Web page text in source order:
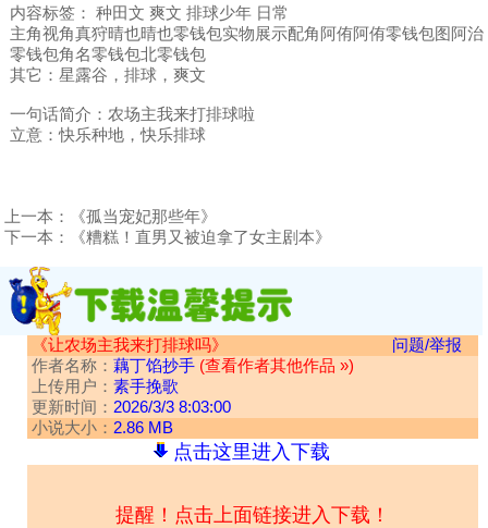
内容标签： 种田文 爽文 排球少年 日常
主角视角真狩晴也晴也零钱包实物展示配角阿侑阿侑零钱包图阿治
零钱包角名零钱包北零钱包
其它：星露谷，排球，爽文
一句话简介：农场主我来打排球啦
立意：快乐种地，快乐排球
上一本：
《孤当宠妃那些年》
下一本：
《糟糕！直男又被迫拿了女主剧本》
《让农场主我来打排球吗》
问题/举报
作者名称： 藕丁馅抄手 (查看作者其他作品 »)
上传用户： 素手挽歌
更新时间： 2026/3/3 8:03:00
小说大小： 2.86 MB
点击这里进入下载
提醒！点击上面链接进入下载！